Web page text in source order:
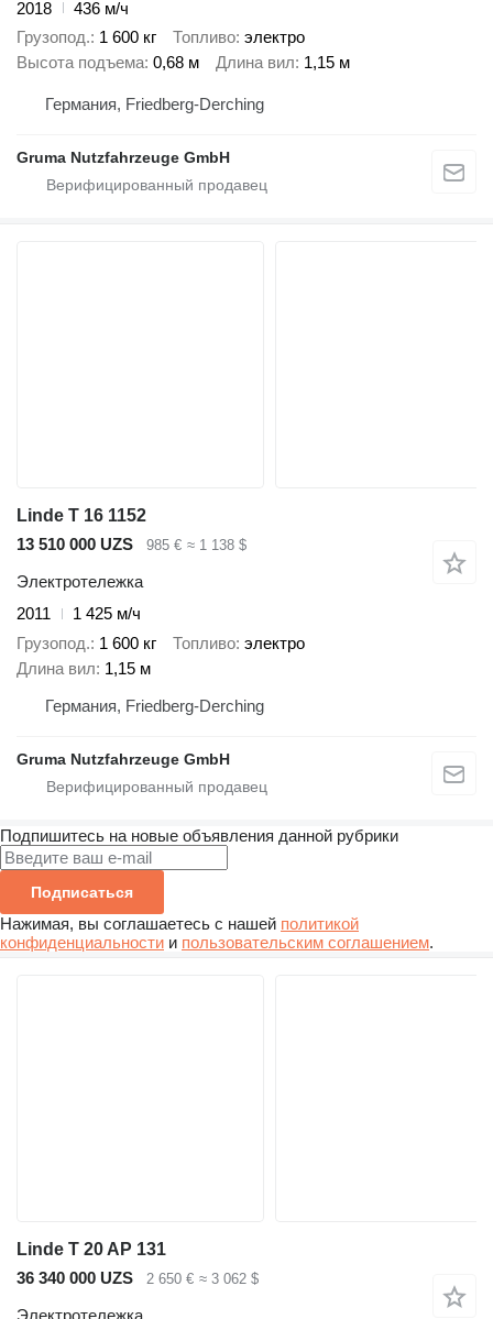
2018
436 м/ч
Грузопод. 1 600 кг Топливо электро
Высота подъема 0,68 м Длина вил 1,15 м
Германия, Friedberg-Derching
Gruma Nutzfahrzeuge GmbH
Linde T 16 1152
13 510 000 UZS
985 € ≈ 1 138 $
Электротележка
2011
1 425 м/ч
Грузопод. 1 600 кг Топливо электро
Длина вил 1,15 м
Германия, Friedberg-Derching
Gruma Nutzfahrzeuge GmbH
Подпишитесь на новые объявления данной рубрики
Подписаться
Нажимая, вы соглашаетесь с нашей политикой
конфиденциальности и пользовательским соглашением.
Linde T 20 AP 131
36 340 000 UZS
2 650 € ≈ 3 062 $
Электротележка